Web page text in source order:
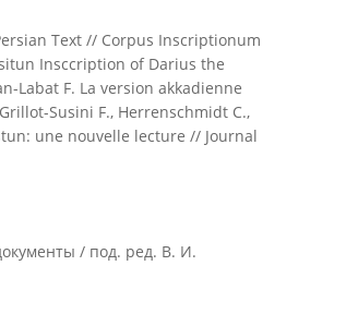
Text // Corpus Inscriptionum
Insccription of Darius the
Labat F. La version akkadienne
Susini F., Herrenschmidt C.,
une nouvelle lecture // Journal
/ под. ред. В. И.